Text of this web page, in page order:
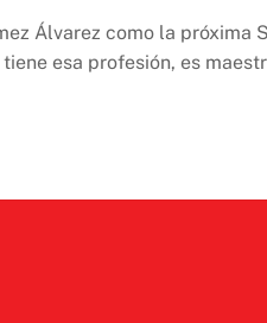
Álvarez como la próxima
esa profesión, es